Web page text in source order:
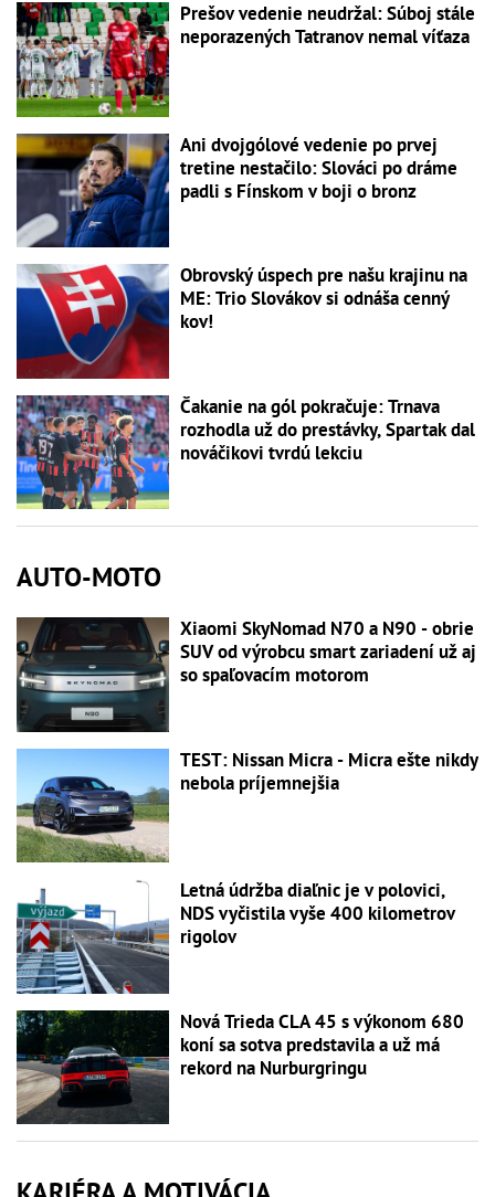
Prešov vedenie neudržal: Súboj stále
neporazených Tatranov nemal víťaza
Ani dvojgólové vedenie po prvej
tretine nestačilo: Slováci po dráme
padli s Fínskom v boji o bronz
Obrovský úspech pre našu krajinu na
ME: Trio Slovákov si odnáša cenný
kov!
Čakanie na gól pokračuje: Trnava
rozhodla už do prestávky, Spartak dal
nováčikovi tvrdú lekciu
AUTO-MOTO
Xiaomi SkyNomad N70 a N90 - obrie
SUV od výrobcu smart zariadení už aj
so spaľovacím motorom
TEST: Nissan Micra - Micra ešte nikdy
nebola príjemnejšia
Letná údržba diaľnic je v polovici,
NDS vyčistila vyše 400 kilometrov
rigolov
Nová Trieda CLA 45 s výkonom 680
koní sa sotva predstavila a už má
rekord na Nurburgringu